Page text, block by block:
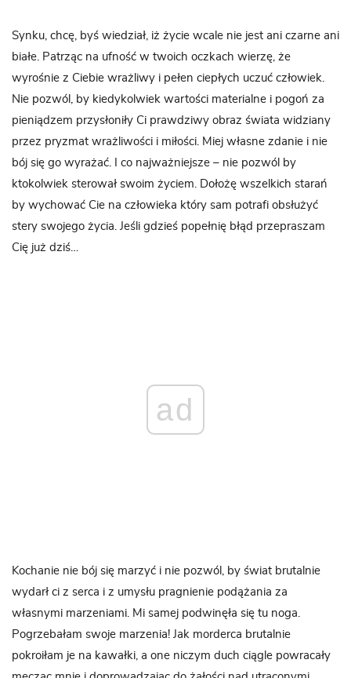
Synku, chcę, byś wiedział, iż życie wcale nie jest ani czarne ani
białe. Patrząc na ufność w twoich oczkach wierzę, że
wyrośnie z Ciebie wrażliwy i pełen ciepłych uczuć człowiek.
Nie pozwól, by kiedykolwiek wartości materialne i pogoń za
pieniądzem przysłoniły Ci prawdziwy obraz świata widziany
przez pryzmat wrażliwości i miłości. Miej własne zdanie i nie
bój się go wyrażać. I co najważniejsze – nie pozwól by
ktokolwiek sterował swoim życiem. Dołożę wszelkich starań
by wychować Cie na człowieka który sam potrafi obsłużyć
stery swojego życia. Jeśli gdzieś popełnię błąd przepraszam
Cię już dziś…
ad
Kochanie nie bój się marzyć i nie pozwól, by świat brutalnie
wydarł ci z serca i z umysłu pragnienie podążania za
własnymi marzeniami. Mi samej podwinęła się tu noga.
Pogrzebałam swoje marzenia! Jak morderca brutalnie
pokroiłam je na kawałki, a one niczym duch ciągle powracały